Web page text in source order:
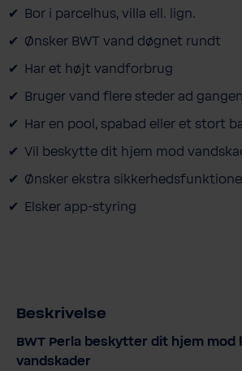
Bor i parcelhus, villa ell. lign.
Ønsker BWT vand døgnet rundt
Har et højt vandforbrug
Bruger vand flere steder ad gangen
Har en pool, spabad eller et stort
Vil beskytte dit hjem mod
Ønsker ekstra
Elsker app-styring
Beskrivelse
BWT Perla beskytter dit hjem mod
vandskader